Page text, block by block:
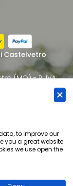
Castelvetro.
(MO) - P. IVA:
to improve our
you a great website
we use open the